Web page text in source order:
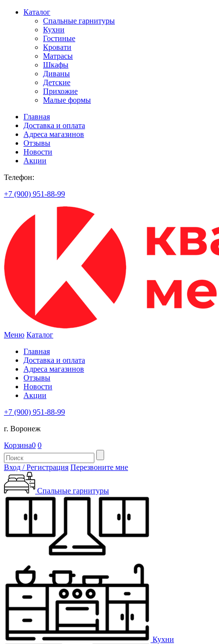
Каталог
Спальные гарнитуры
Кухни
Гостиные
Кровати
Матрасы
Шкафы
Диваны
Детские
Прихожие
Малые формы
Главная
Доставка и оплата
Адреса магазинов
Отзывы
Новости
Акции
Телефон:
+7 (900) 951-88-99
Меню Каталог
Главная
Доставка и оплата
Адреса магазинов
Отзывы
Новости
Акции
+7 (900) 951-88-99
г. Воронеж
Корзина0 0
Вход / Регистрация Перезвоните мне
Спальные гарнитуры
Кухни